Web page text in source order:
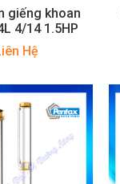
giếng khoan
4/14 1.5HP
Hệ